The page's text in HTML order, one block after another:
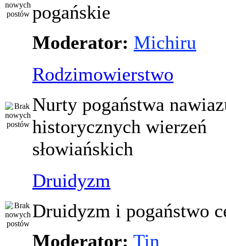
pogańskie
Moderator: Michiru
Rodzimowierstwo
Nurty pogaństwa
historycznych wierzeń
słowiańskich
Druidyzm
Druidyzm i pogaństwo
Moderator: Tin